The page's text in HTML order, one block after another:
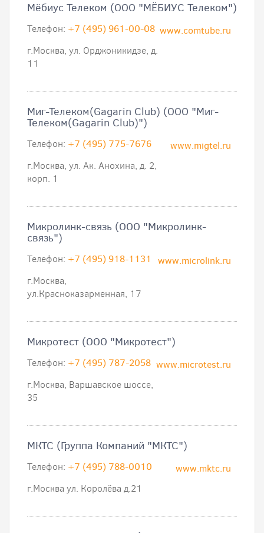
Мёбиус Телеком (ООО "МЁБИУС Телеком")
www.comtube.ru
Телефон: +7 (495) 961-00-08
г.Москва, ул. Орджоникидзе, д.
11
Миг-Телеком(Gagarin Club) (ООО "Миг-
Телеком(Gagarin Club)")
www.migtel.ru
Телефон: +7 (495) 775-7676
г.Москва, ул. Ак. Анохина, д. 2,
корп. 1
Микролинк-связь (ООО "Микролинк-
связь")
www.microlink.ru
Телефон: +7 (495) 918-1131
г.Москва,
ул.Красноказарменная, 17
Микротест (ООО "Микротест")
www.microtest.ru
Телефон: +7 (495) 787-2058
г.Москва, Варшавское шоссе,
35
МКТС (Группа Компаний "МКТС")
www.mktc.ru
Телефон: +7 (495) 788-0010
г.Москва ул. Королёва д.21